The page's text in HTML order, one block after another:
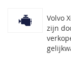
Volvo
zijn